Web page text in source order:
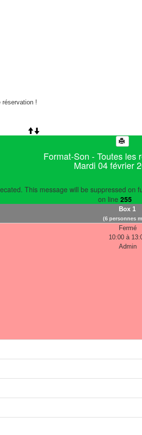
réservation !
Format-Son - Toutes les
Mardi 04 février
This message will be suppressed on
on line 255
Box 1
(6 personnes
Fermé
10:00 à
Admin